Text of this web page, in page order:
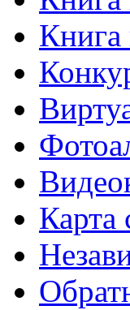
Книга
Карта